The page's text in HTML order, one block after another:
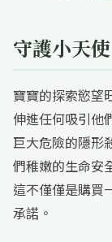
守護小天
寶寶的探索慾望
伸進任何吸引他
巨大危險的隱形
們稚嫩的生命安
這不僅僅是購買
承諾。